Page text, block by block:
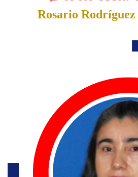
Rosario